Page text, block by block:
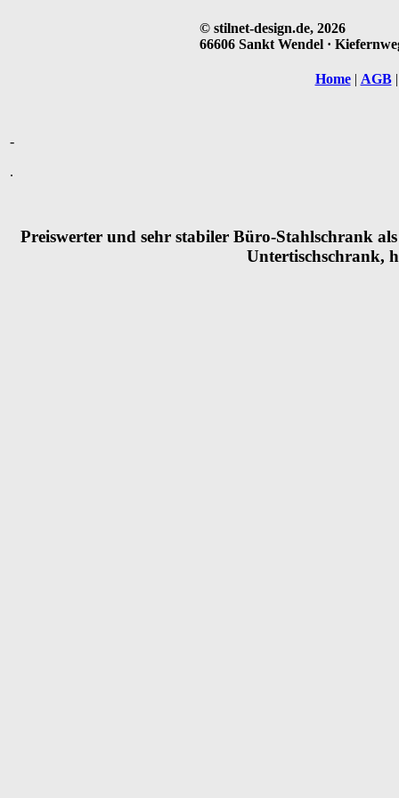
© stilnet-design.de, 2026
66606 Sankt Wendel ·
Home| AGB
-
.
Preiswerter und sehr stabiler Büro-Stahlschrank
Untertischschrank,